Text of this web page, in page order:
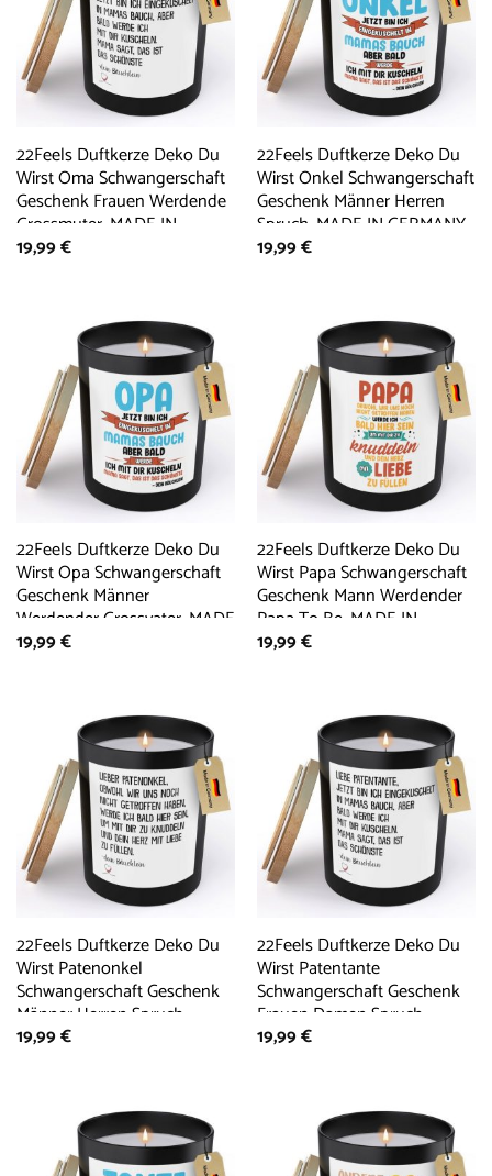
22Feels Duftkerze Deko Du
Wirst Oma Schwangerschaft
Geschenk Frauen Werdende
Grossmuter, MADE IN
GERMANY, Europäisches
19,99€
22Feels Duftkerze Deko Du
Wirst Onkel Schwangerschaft
Geschenk Männer Herren
Spruch, MADE IN GERMANY,
Europäisches Sojawachs,
19,99€
22Feels Duftkerze Deko Du
Wirst Opa Schwangerschaft
Geschenk Männer
Werdender Grossvater, MADE
IN GERMANY, Europäisches
19,99€
22Feels Duftkerze Deko Du
Wirst Papa Schwangerschaft
Geschenk Mann Werdender
Papa To Be, MADE IN
GERMANY, Europäisches
19,99€
22Feels Duftkerze Deko Du
Wirst Patenonkel
Schwangerschaft Geschenk
Männer Herren Spruch,
MADE IN GERMANY,
19,99€
22Feels Duftkerze Deko Du
Wirst Patentante
Schwangerschaft Geschenk
Frauen Damen Spruch,
MADE IN GERMANY,
19,99€